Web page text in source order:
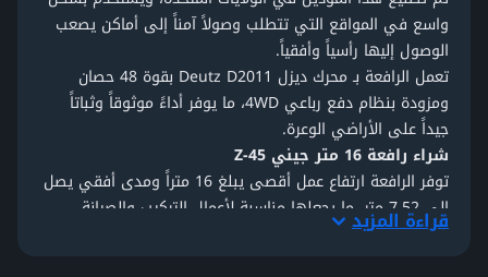
واسع في المواقع التي تتطلب وصولاً آمناً إلى أماكن يصعب
الوصول إليها رأسياً وأفقياً.
تعمل الرافعة بـمحرك ديزل Deutz D2011
بقوة 48 حصان
ومزودة بنظام دفع رباعي 4WD، ما يوفر أداءً موثوقاً وثباتاً
جيداً على الأراضي الوعرة.
شراء رافعة 16 متر جيني Z-45
توفر الرافعة ارتفاع عمل أقصى يبلغ 16 متراً ومدى أفقي يصل
إلى 7.52 متر، ما يجعلها مناسبة لأعمال التركيب والصيانةقراءة المزيد